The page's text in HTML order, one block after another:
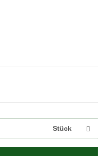
Stück